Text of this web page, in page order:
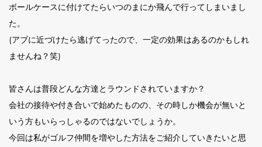
ボールケースに付けてたらいつのまにか飛んで行ってしまいまし
た。
(アブに近づけたら逃げてったので、一定の効果はあるのかもしれ
ませんね？笑)
皆さんは普段どんな方達とラウンドされていますか？
会社の接待や付き合いで始めたものの、その時しか機会が無いと
いう方もいらっしゃるのではないでしょうか。
今回は私がゴルフ仲間を増やした方法をご紹介していきたいと思